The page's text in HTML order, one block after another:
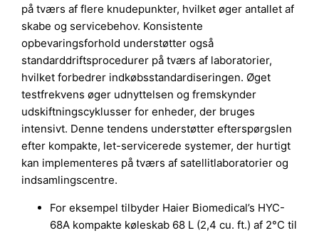
på tværs af flere knudepunkter, hvilket øger antallet af
skabe og servicebehov. Konsistente
opbevaringsforhold understøtter også
standarddriftsprocedurer på tværs af laboratorier,
hvilket forbedrer indkøbsstandardiseringen. Øget
testfrekvens øger udnyttelsen og fremskynder
udskiftningscyklusser for enheder, der bruges
intensivt. Denne tendens understøtter efterspørgslen
efter kompakte, let-servicerede systemer, der hurtigt
kan implementeres på tværs af satellitlaboratorier og
indsamlingscentre.
For eksempel tilbyder Haier Biomedical’s HYC-
68A kompakte køleskab 68 L (2,4 cu. ft.) af 2°C til